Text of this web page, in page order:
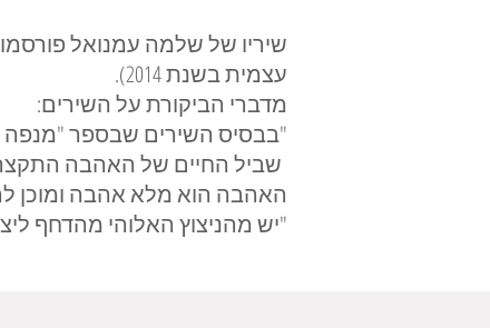
עצמית בשנת 2014).
מדברי הביקורת על השירים:
"בבסיס השירים שבספר "מנפה
שביל החיים של האהבה התקצר.
האהבה הוא מלא אהבה ומוכן
"יש מהניצוץ האלוהי מהדחף